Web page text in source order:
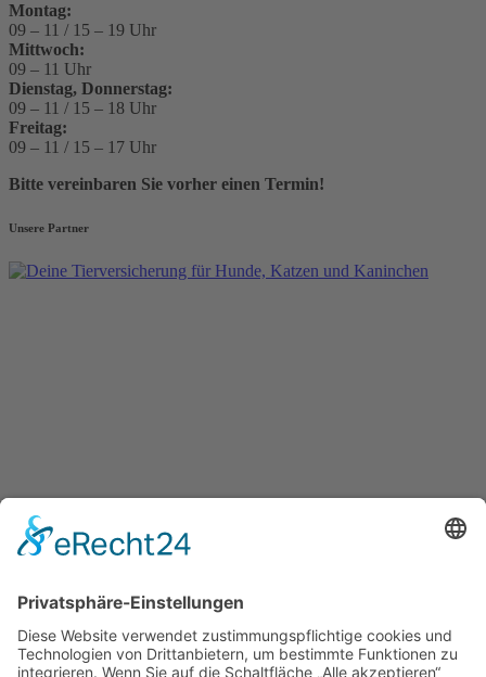
Montag:
09 – 11 / 15 – 19 Uhr
Mittwoch:
09 – 11 Uhr
Dienstag, Donnerstag:
09 – 11 / 15 – 18 Uhr
Freitag:
09 – 11 / 15 – 17 Uhr
Bitte vereinbaren Sie vorher einen Termin!
Unsere Partner